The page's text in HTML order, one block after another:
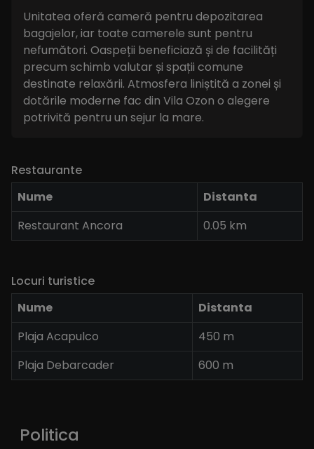
Unitatea oferă cameră pentru depozitarea
bagajelor, iar toate camerele sunt pentru
nefumători. Oaspeții beneficiază și de facilități
precum schimb valutar și spații comune
destinate relaxării. Atmosfera liniștită a zonei și
dotările moderne fac din Vila Ozon o alegere
potrivită pentru un sejur la mare.
Restaurante
Nume
Distanta
Restaurant Ancora
0.05 km
Locuri turistice
Nume
Distanta
Plaja Acapulco
450 m
Plaja Debarcader
600 m
Politica